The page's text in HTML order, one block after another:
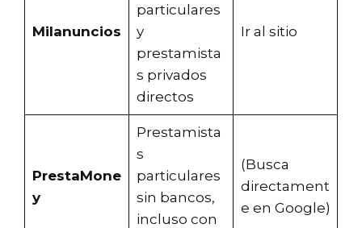
Milanuncios
particulares
y
prestamista
s privados
directos
Ir al sitio
PrestaMone
y
Prestamista
s
particulares
sin bancos,
incluso con
(Busca
directament
e en Google)